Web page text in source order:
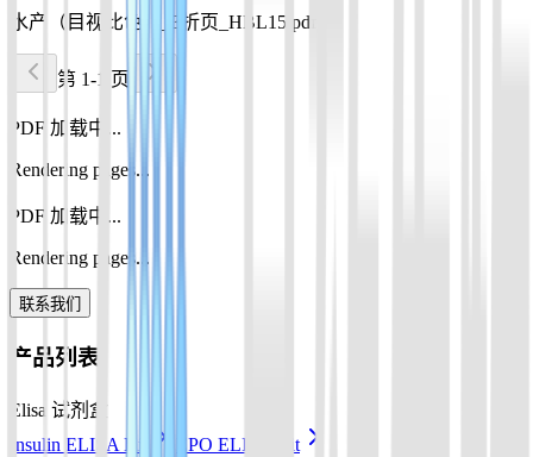
水产（目视比色）_3折页_HBL15.pdf
第 1-1 页
PDF 加载中...
Rendering pages...
PDF 加载中...
Rendering pages...
联系我们
产品列表
Elisa 试剂盒
Insulin ELISA Kit
EPO ELISA Kit